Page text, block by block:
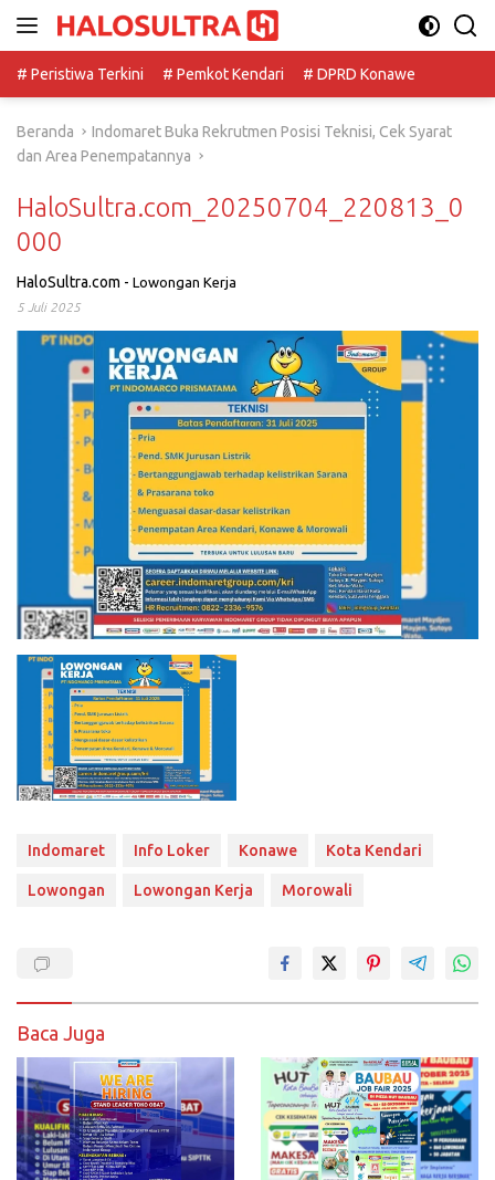
# Peristiwa Terkini
# Pemkot Kendari # DPRD Konawe
Beranda
Indomaret Buka Rekrutmen Posisi Teknisi, Cek Syarat
dan Area Penempatannya
HaloSultra.com_20250704_220813_0
000
HaloSultra.com - Lowongan Kerja
5 Juli 2025
Indomaret Info Loker Konawe Kota Kendari
Lowongan Lowongan Kerja Morowali
Baca Juga